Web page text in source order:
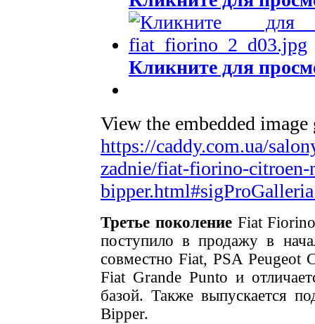
Кликните для
View the embedded
https://caddy.com.ua/
zadnie/fiat-fiorino-citroen-
Третье поколениеFiat Fiorino
поступило в продажу в
совместно Fiat, PSA Peugeot
Fiat Grande Punto и
базой. Также выпускается
Bipper.